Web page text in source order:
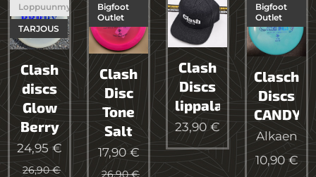
Clash
discs
Glow
Berry
Loppuunmyyty
TARJOUS
24,95 €
26,90€
Clash
Disc
Tone
Salt
Bigfoot
Outlet
17,90€
26,90€
Clash
Discs
lippalakit
23,90 €
Clasch
Discs
CANDY
Bigfoot
Outlet
Alkaen
10,90€